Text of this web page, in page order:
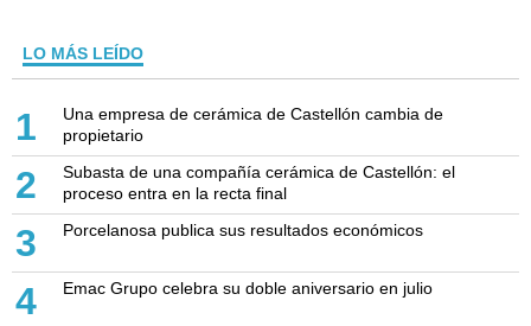
LO MÁS LEÍDO
1
Una empresa de cerámica de Castellón cambia de
propietario
2
Subasta de una compañía cerámica de Castellón: el
proceso entra en la recta final
3 Porcelanosa publica sus resultados económicos
4 Emac Grupo celebra su doble aniversario en julio